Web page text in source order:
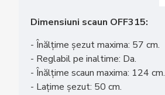
Dimensiuni scaun OFF315:
- Înălțime șezut maxima: 57 cm.
- Reglabil pe inaltime: Da.
- Înălțime scaun maxima: 124 cm.
- Lațime șezut: 50 cm.